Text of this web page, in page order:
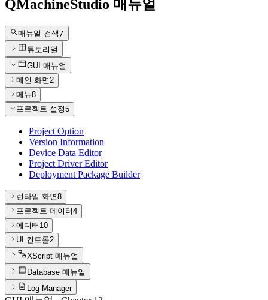
QMachineStudio 매뉴얼
매뉴얼 검색 /
튜토리얼
GUI 매뉴얼
메인 화면 2
메뉴8
프로젝트 설정5
Project Option
Version Information
Device Data Editor
Project Driver Editor
Deployment Package Builder
런타임 화면8
프로젝트 데이터4
에디터 10
UI 컨트롤2
XScript 매뉴얼
Database 매뉴얼
Log Manager